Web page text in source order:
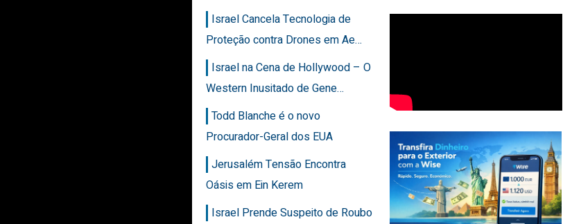
Israel Cancela Tecnologia de
Proteção contra Drones em Ae…
Israel na Cena de Hollywood – O
Western Inusitado de Gene…
Todd Blanche é o novo
Procurador-Geral dos EUA
Jerusalém Tensão Encontra
Oásis em Ein Kerem
Israel Prende Suspeito de Roubo